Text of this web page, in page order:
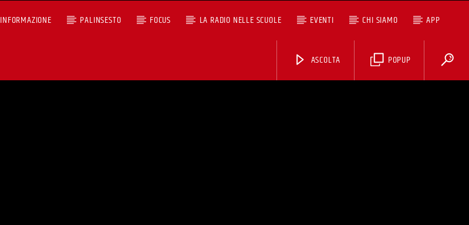
INFORMAZIONE PALINSESTO FOCUS LA RADIO NELLE SCUOLE EVENTI CHI SIAMO APP
POPUP
ASCOLTA